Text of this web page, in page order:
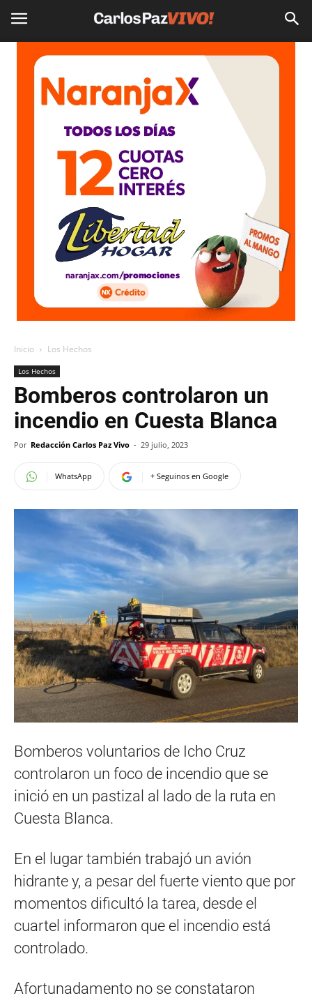
Inicio Los Hechos
Los Hechos
Bomberos controlaron un
incendio en Cuesta Blanca
Por Redacción Carlos Paz Vivo - 29 julio, 2023
WhatsApp + Seguinos en Google
Bomberos voluntarios de Icho Cruz
controlaron un foco de incendio que se
inició en un pastizal al lado de la ruta en
Cuesta Blanca.
En el lugar también trabajó un avión
hidrante y, a pesar del fuerte viento que por
momentos dificultó la tarea, desde el
cuartel informaron que el incendio está
controlado.
Afortunadamento no se constataron